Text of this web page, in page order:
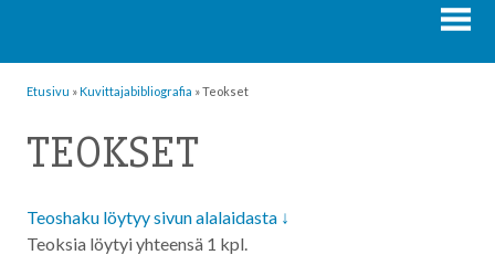
Etusivu »Kuvittaja­bibliografia »Teokset
TEOKSET
Teoshaku löytyy sivun alalaidasta ↓
Teoksia löytyi yhteensä 1 kpl.